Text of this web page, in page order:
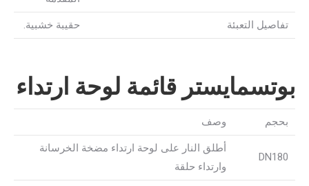
تفاصيل التعبئة حقيبة خشبية.
بوتسمايستر قائمة لوحة ارتداء
بحجم وصف
DN180
أطلق النار على لوحة ارتداء مضخة الخرسانة
وارتداء حلقة